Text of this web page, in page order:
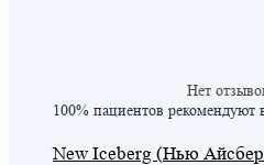
Нет
100% пациентов рекомендуют
New Iceberg (Нью